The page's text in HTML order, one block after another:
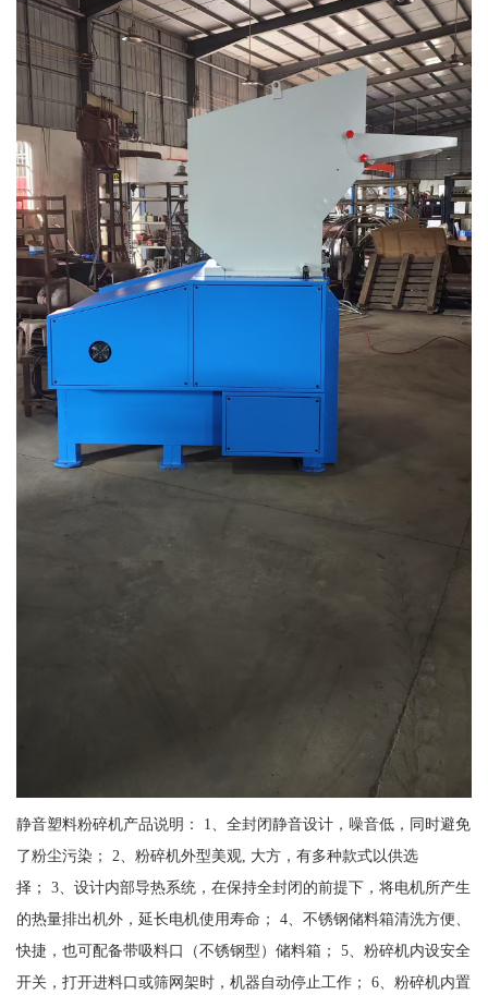
静音塑料粉碎机产品说明： 1、全封闭静音设计，噪音低，同时避免
了粉尘污染； 2、粉碎机外型美观, 大方，有多种款式以供选
择； 3、设计内部导热系统，在保持全封闭的前提下，将电机所产生
的热量排出机外，延长电机使用寿命； 4、不锈钢储料箱清洗方便、
快捷，也可配备带吸料口（不锈钢型）储料箱； 5、粉碎机内设安全
开关，打开进料口或筛网架时，机器自动停止工作； 6、粉碎机内置